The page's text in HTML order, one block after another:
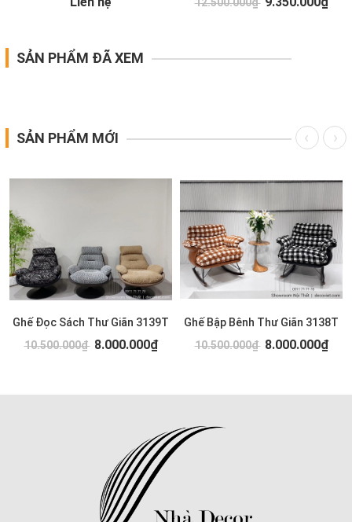
12.500.000₫
SẢN PHẨM ĐÃ XEM
SẢN PHẨM MỚI
Ghế Đọc Sách Thư Giãn 3139T
10.500.000₫ 8.000.000₫
Ghế Bập Bênh Thư Giãn 3138T
10.500.000₫ 8.000.000₫